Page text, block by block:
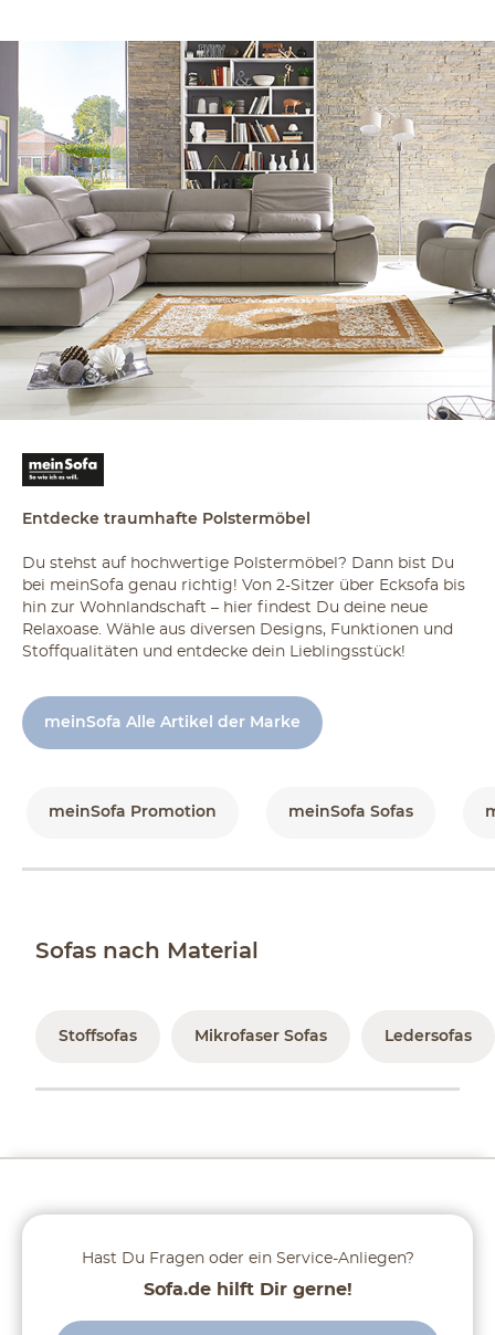
Entdecke traumhafte Polstermöbel
Du stehst auf hochwertige Polstermöbel? Dann bist Du
bei meinSofa genau richtig! Von 2-Sitzer über Ecksofa bis
hin zur Wohnlandschaft – hier findest Du deine neue
Relaxoase. Wähle aus diversen Designs, Funktionen und
Stoffqualitäten und entdecke dein Lieblingsstück!
meinSofa Alle Artikel der Marke
meinSofa Promotion meinSofa Sofas
Sofas nach Material
Stoffsofas Mikrofaser Sofas Ledersofas
Hast Du Fragen oder ein Service-Anliegen?
Sofa.de hilft Dir gerne!